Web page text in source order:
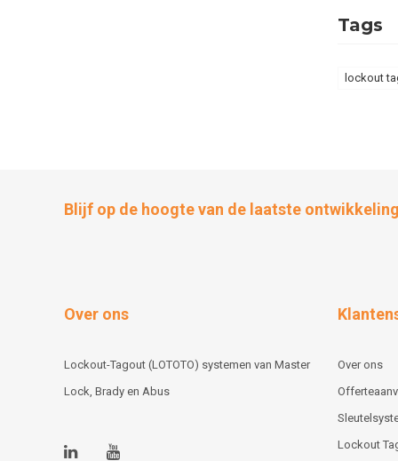
Tags
lockout
Blijf op de hoogte van de laatste
Over ons
Lockout-Tagout (LOTOTO) systemen van Master
Lock, Brady en Abus
Over ons
Lockout